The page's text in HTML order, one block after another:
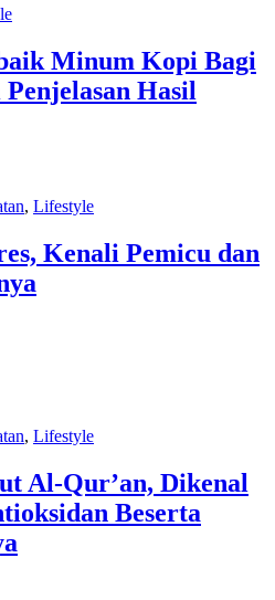
Minum Kopi Bagi
Hasil
, Lifestyle
Kenali Pemicu dan
, Lifestyle
Al-Qur’an, Dikenal
Beserta